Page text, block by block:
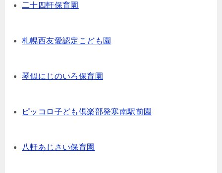
二十四軒保育園
札幌西友愛認定こども園
琴似にじのいろ保育園
ピッコロ子ども倶楽部発寒南駅前園
八軒あじさい保育園